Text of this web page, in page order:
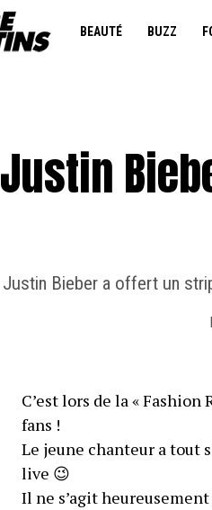
BEAUTÉ BUZZ
Justin
Justin Bieber a offert un
C’est lors de la «
fans !
Le jeune chanteur a tout
live 😉
Il ne s’agit heureusement